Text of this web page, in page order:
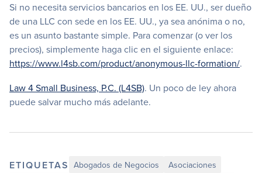
Si no necesita servicios bancarios en los EE. UU., ser dueño
de una LLC con sede en los EE. UU., ya sea anónima o no,
es un asunto bastante simple. Para comenzar (o ver los
precios), simplemente haga clic en el siguiente enlace:
https://www.l4sb.com/product/anonymous-llc-formation/.
Law 4 Small Business, P.C. (L4SB). Un poco de ley ahora
puede salvar mucho más adelante.
ETIQUETAS Abogados de Negocios
Asociaciones